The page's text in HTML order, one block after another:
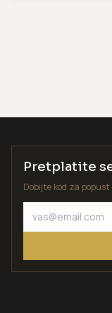
Pretplatite
Dobijte kod za